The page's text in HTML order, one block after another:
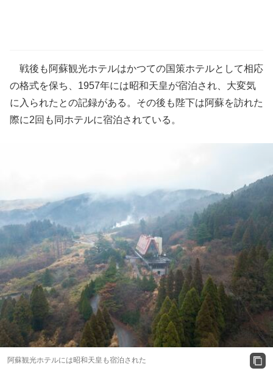
戦後も阿蘇観光ホテルはかつての国策ホテルとして相応
の格式を保ち、1957年には昭和天皇が宿泊され、大変気
に入られたとの記録がある。その後も陛下は阿蘇を訪れた
際に2回も同ホテルに宿泊されている。
阿蘇観光ホテルには昭和天皇も宿泊された